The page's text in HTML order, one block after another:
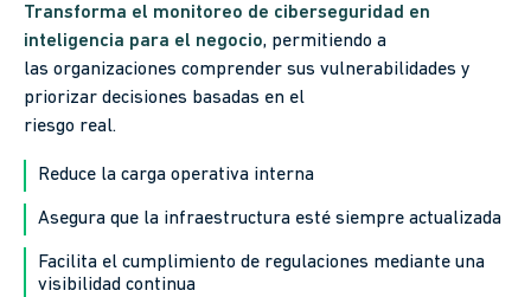
Transforma el monitoreo de ciberseguridad en
inteligencia para el negocio, permitiendo a
las organizaciones comprender sus vulnerabilidades y
priorizar decisiones basadas en el
riesgo real.
Reduce la carga operativa interna
Asegura que la infraestructura esté siempre actualizada
Facilita el cumplimiento de regulaciones mediante una
visibilidad continua